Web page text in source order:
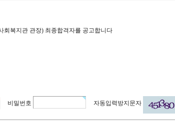
회복지관 관장) 최종합격자를 공고합니다
비밀번호 자동입력방지문자